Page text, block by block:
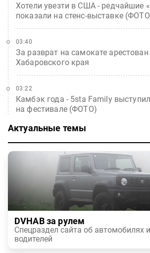
Хотели увезти в США - редчайшие
показали на стенс-выставке
За разврат на самокате
Хабаровского края
03:40
Камбэк года - 5sta Family
на фестивале (ФОТО)
03:22
Актуальные темы
DVHAB за рулем
Спецраздел сайта об автомобилях
водителей